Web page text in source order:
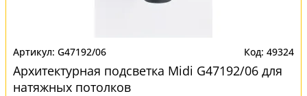
G47192/06 49324
Архитектурная подсветка Midi G47192/06 для
натяжных потолков